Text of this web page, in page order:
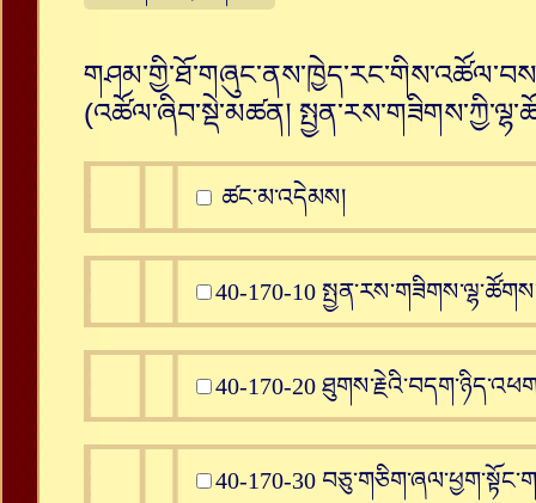
(འཚོལ་ཞིབ་སྡེ་མཚན།
ཚང་མ་འདེམས།
40-170-10
40-170-20
40-170-30